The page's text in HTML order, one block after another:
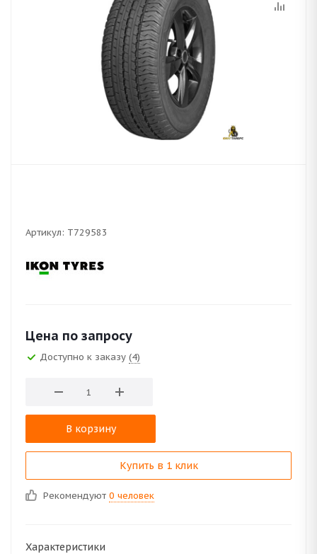
Артикул: T729583
Цена по запросу
Доступно к заказу (4)
В корзину
Купить в 1 клик
Рекомендуют 0 человек
Характеристики